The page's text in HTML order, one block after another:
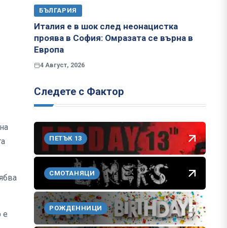
е
БЪЛГАРИЯ
Италия е в шок след неонацистка
проява в София: Омразата се върна в
Европа
4 Август, 2026
Следете с Фактор
ПЕТЪК 13
СМОТАНЯЦИ
РОЖДЕННИЦИ